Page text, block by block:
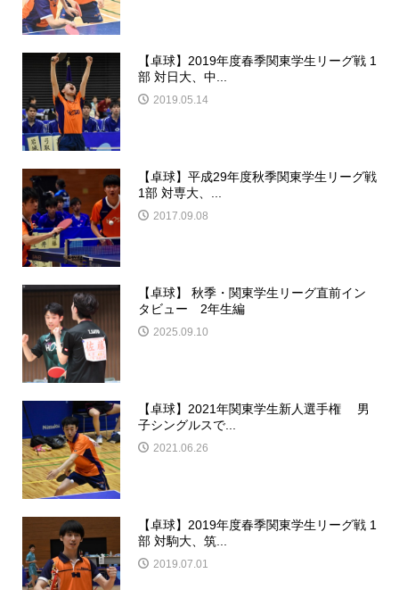
【卓球】2019年度春季関東学生リーグ戦 1
部 対日大、中...
2019.05.14
【卓球】平成29年度秋季関東学生リーグ戦
1部 対専大、...
2017.09.08
【卓球】 秋季・関東学生リーグ直前イン
タビュー 2年生編
2025.09.10
【卓球】2021年関東学生新人選手権 男
子シングルスで...
2021.06.26
【卓球】2019年度春季関東学生リーグ戦 1
部 対駒大、筑...
2019.07.01